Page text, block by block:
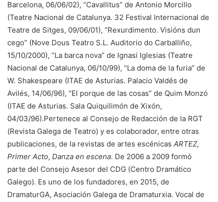
Barcelona, 06/06/02), “Cavallitus” de Antonio Morcillo
(Teatre Nacional de Catalunya. 32 Festival Internacional de
Teatre de Sitges, 09/06/01), “Rexurdimento. Visións dun
cego” (Nove Dous Teatro S.L. Auditorio do Carballiño,
15/10/2000), “La barca nova” de Ignasi Iglesias (Teatre
Nacional de Catalunya, 06/10/99), “La doma de la furia” de
W. Shakespeare (ITAE de Asturias. Palacio Valdés de
Avilés, 14/06/96), “El porque de las cosas” de Quim Monzó
(ITAE de Asturias. Sala Quiquilimón de Xixón,
04/03/96).Pertenece al Consejo de Redacción de la RGT
(Revista Galega de Teatro) y es colaborador, entre otras
publicaciones, de la revistas de artes escénicas ARTEZ,
Primer Acto, Danza en escena. De 2006 a 2009 formó
parte del Consejo Asesor del CDG (Centro Dramático
Galego). Es uno de los fundadores, en 2015, de
DramaturGA, Asociación Galega de Dramaturxia. Vocal de